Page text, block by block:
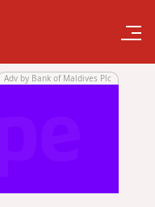
Adv by Bank of Maldives Plc